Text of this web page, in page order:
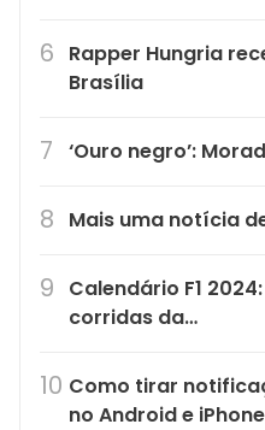
Rapper Hungria
Brasília
‘Ouro negro’:
Mais uma notícia
Calendário F1
corridas da…
Como tirar
no Android e iPhone